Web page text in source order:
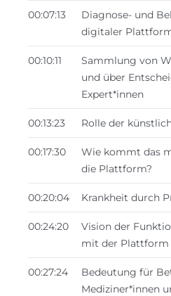
00:07:13
Diagnose- und
digitaler
00:10:11
Sammlung von
und über
Expert*innen
00:13:23 Rolle der
00:17:30
Wie kommt das
die Plattform?
00:20:04 Krankheit durch
00:24:20
Vision der
mit der Plattform
00:27:24
Bedeutung für
Mediziner*innen